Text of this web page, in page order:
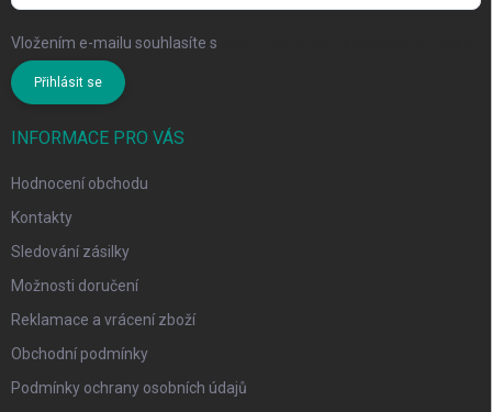
Vložením e-mailu souhlasíte s
Přihlásit se
INFORMACE PRO VÁS
Hodnocení obchodu
Kontakty
Sledování zásilky
Možnosti doručení
Reklamace a vrácení zboží
Obchodní podmínky
Podmínky ochrany osobních údajů